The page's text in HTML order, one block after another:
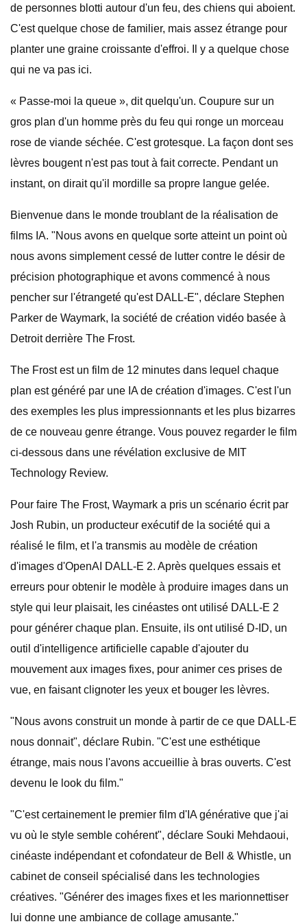
de personnes blotti autour d'un feu, des chiens qui aboient.
C'est quelque chose de familier, mais assez étrange pour
planter une graine croissante d'effroi. Il y a quelque chose
qui ne va pas ici.
« Passe-moi la queue », dit quelqu'un. Coupure sur un
gros plan d'un homme près du feu qui ronge un morceau
rose de viande séchée. C'est grotesque. La façon dont ses
lèvres bougent n'est pas tout à fait correcte. Pendant un
instant, on dirait qu'il mordille sa propre langue gelée.
Bienvenue dans le monde troublant de la réalisation de
films IA. "Nous avons en quelque sorte atteint un point où
nous avons simplement cessé de lutter contre le désir de
précision photographique et avons commencé à nous
pencher sur l'étrangeté qu'est DALL-E", déclare Stephen
Parker de Waymark, la société de création vidéo basée à
Detroit derrière The Frost.
The Frost est un film de 12 minutes dans lequel chaque
plan est généré par une IA de création d'images. C'est l'un
des exemples les plus impressionnants et les plus bizarres
de ce nouveau genre étrange. Vous pouvez regarder le film
ci-dessous dans une révélation exclusive de MIT
Technology Review.
Pour faire The Frost, Waymark a pris un scénario écrit par
Josh Rubin, un producteur exécutif de la société qui a
réalisé le film, et l'a transmis au modèle de création
d'images d'OpenAI DALL-E 2. Après quelques essais et
erreurs pour obtenir le modèle à produire images dans un
style qui leur plaisait, les cinéastes ont utilisé DALL-E 2
pour générer chaque plan. Ensuite, ils ont utilisé D-ID, un
outil d'intelligence artificielle capable d'ajouter du
mouvement aux images fixes, pour animer ces prises de
vue, en faisant clignoter les yeux et bouger les lèvres.
"Nous avons construit un monde à partir de ce que DALL-E
nous donnait", déclare Rubin. "C'est une esthétique
étrange, mais nous l'avons accueillie à bras ouverts. C'est
devenu le look du film."
"C'est certainement le premier film d'IA générative que j'ai
vu où le style semble cohérent", déclare Souki Mehdaoui,
cinéaste indépendant et cofondateur de Bell & Whistle, un
cabinet de conseil spécialisé dans les technologies
créatives. "Générer des images fixes et les marionnettiser
lui donne une ambiance de collage amusante."